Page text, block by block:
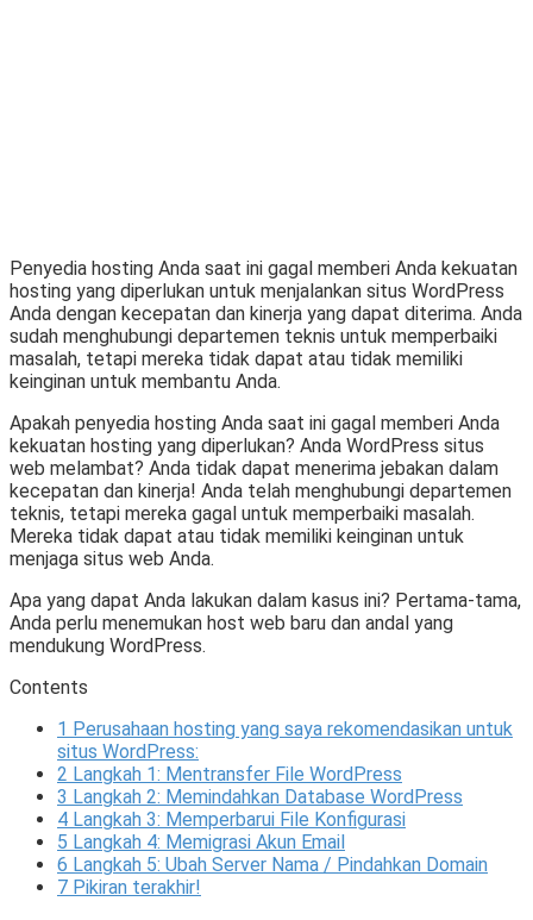
Penyedia hosting Anda saat ini gagal memberi Anda kekuatan
hosting yang diperlukan untuk menjalankan situs WordPress
Anda dengan kecepatan dan kinerja yang dapat diterima. Anda
sudah menghubungi departemen teknis untuk memperbaiki
masalah, tetapi mereka tidak dapat atau tidak memiliki
keinginan untuk membantu Anda.
Apakah penyedia hosting Anda saat ini gagal memberi Anda
kekuatan hosting yang diperlukan? Anda WordPress situs
web melambat? Anda tidak dapat menerima jebakan dalam
kecepatan dan kinerja! Anda telah menghubungi departemen
teknis, tetapi mereka gagal untuk memperbaiki masalah.
Mereka tidak dapat atau tidak memiliki keinginan untuk
menjaga situs web Anda.
Apa yang dapat Anda lakukan dalam kasus ini? Pertama-tama,
Anda perlu menemukan host web baru dan andal yang
mendukung WordPress.
Contents
1 Perusahaan hosting yang saya rekomendasikan untuk
situs WordPress:
2 Langkah 1: Mentransfer File WordPress
3 Langkah 2: Memindahkan Database WordPress
4 Langkah 3: Memperbarui File Konfigurasi
5 Langkah 4: Memigrasi Akun Email
6 Langkah 5: Ubah Server Nama / Pindahkan Domain
7 Pikiran terakhir!